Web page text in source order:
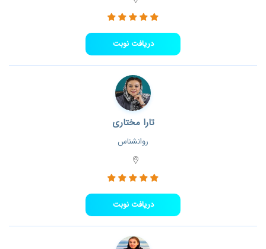
دریافت نوبت
تارا مختاری
روانشناس
دریافت نوبت